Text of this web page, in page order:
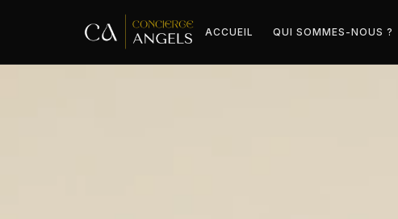
ACCUEIL QUI SOMMES-NOUS ?